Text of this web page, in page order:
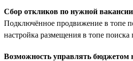
Сбор откликов по нужной
Подключённое продвижение в топе
настройка размещения в топе поиска
Возможность управлять бюджетом